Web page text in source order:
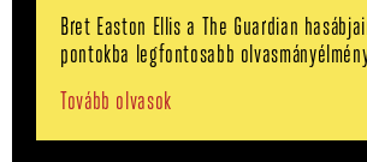
Bret Easton Ellis a The Guardian
pontokba legfontosabb
Tovább olvasok